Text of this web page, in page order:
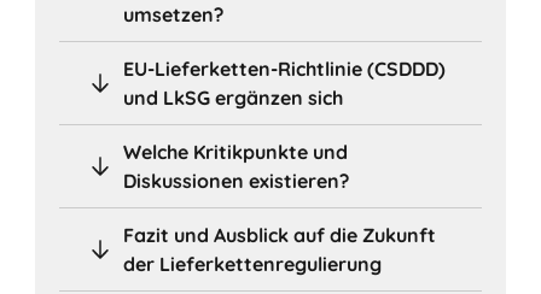
umsetzen?
EU-Lieferketten-Richtlinie (CSDDD)
und LkSG ergänzen sich
Welche Kritikpunkte und
Diskussionen existieren?
Fazit und Ausblick auf die Zukunft
der Lieferkettenregulierung